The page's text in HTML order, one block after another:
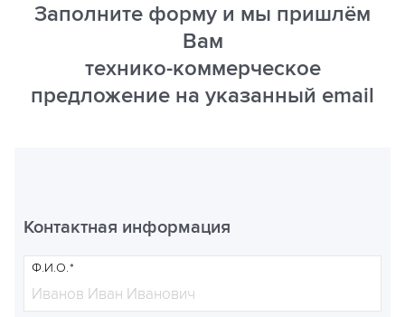
Заполните форму и мы пришлём
Вам
технико-коммерческое
предложение на указанный email
Контактная информация
Ф.И.О.